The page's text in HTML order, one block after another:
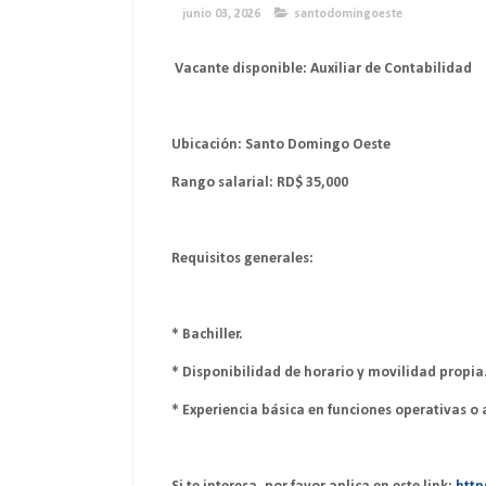
junio 03, 2026 santodomingoeste
Vacante disponible: Auxiliar de Contabilidad
Ubicación: Santo Domingo Oeste
Rango salarial: RD$ 35,000
Requisitos generales:
* Bachiller.
* Disponibilidad de horario y movilidad propia.
* Experiencia básica en funciones operativas